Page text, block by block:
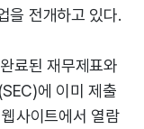
을 전개하고 있다.
료된 재무제표와
에 이미 제출
사이트에서 열람